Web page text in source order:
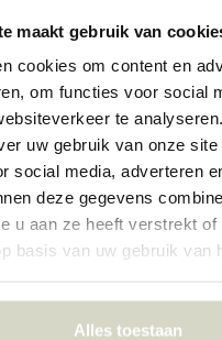
maakt gebruik van
cookies om content en
om functies voor social
te
uw gebruik van onze site
social media, adverteren
deze gegevens
u aan ze heeft verstrekt of
basis van uw gebruik van
Alles toestaan
House
Deco
€379,00
• På lager